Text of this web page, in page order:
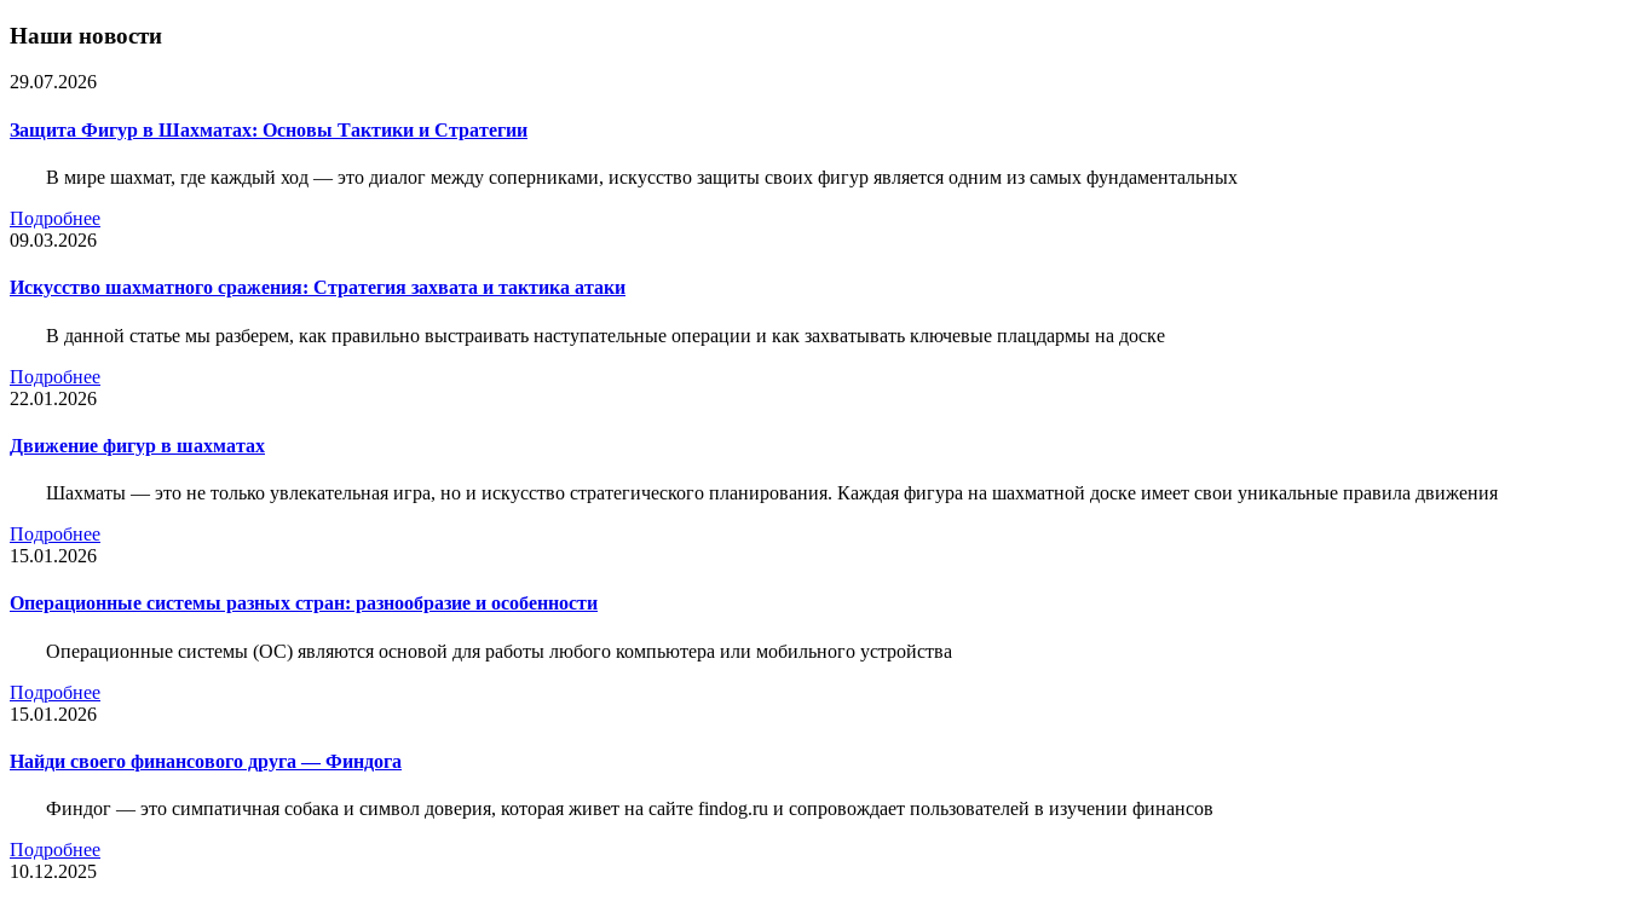
Наши новости
29.07.2026
Защита Фигур в Шахматах: Основы Тактики и Стратегии
В мире шахмат, где каждый ход — это диалог между соперниками, искусство защиты своих фигур является одним из самых фундаментальных
Подробнее
09.03.2026
Искусство шахматного сражения: Стратегия захвата и тактика атаки
В данной статье мы разберем, как правильно выстраивать наступательные операции и как захватывать ключевые плацдармы на доске
Подробнее
22.01.2026
Движение фигур в шахматах
Шахматы — это не только увлекательная игра, но и искусство стратегического планирования. Каждая фигура на шахматной доске имеет свои уникальные правила движения
Подробнее
15.01.2026
Операционные системы разных стран: разнообразие и особенности
Операционные системы (ОС) являются основой для работы любого компьютера или мобильного устройства
Подробнее
15.01.2026
Найди своего финансового друга — Финдога
Финдог — это симпатичная собака и символ доверия, которая живет на сайте findog.ru и сопровождает пользователей в изучении финансов
Подробнее
10.12.2025